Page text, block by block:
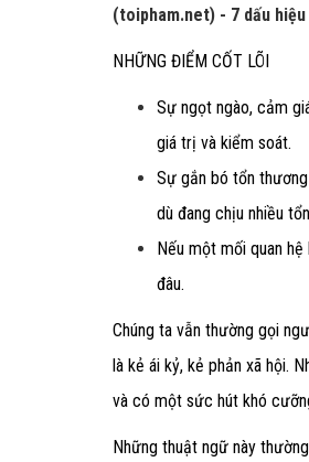
(toipham.net) - 7 dấu
NHỮNG ĐIỂM CỐT LÕI
Sự ngọt ngào, cảm
giá trị và kiểm soát.
Sự gắn bó tổn
dù đang chịu nhiều
Nếu một mối quan
đâu.
Chúng ta vẫn thường gọi
là kẻ ái kỷ, kẻ phản xã hội.
và có một sức hút khó
Những thuật ngữ này